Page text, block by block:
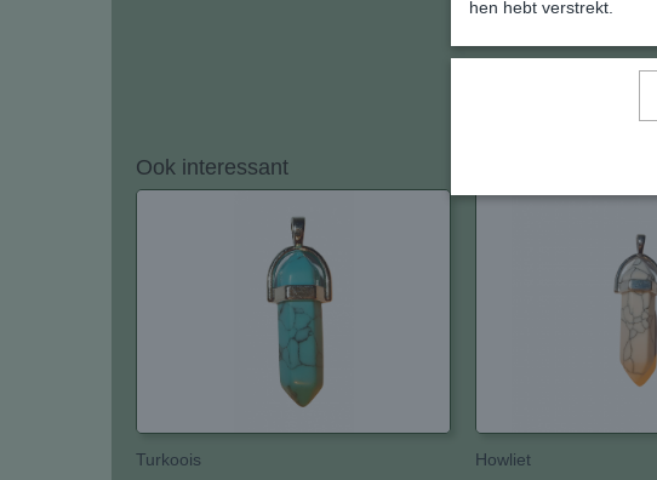
Ook interessant
Turkoois Howliet
hen hebt verstrekt.